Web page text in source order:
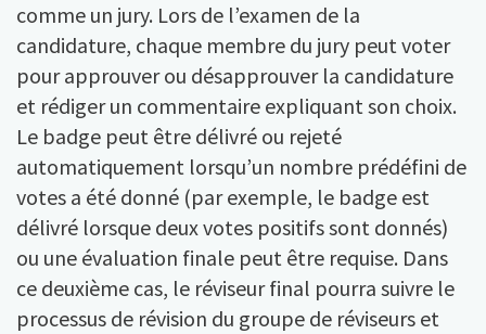
comme un jury. Lors de l’examen de la
candidature, chaque membre du jury peut voter
pour approuver ou désapprouver la candidature
et rédiger un commentaire expliquant son choix.
Le badge peut être délivré ou rejeté
automatiquement lorsqu’un nombre prédéfini de
votes a été donné (par exemple, le badge est
délivré lorsque deux votes positifs sont donnés)
ou une évaluation finale peut être requise. Dans
ce deuxième cas, le réviseur final pourra suivre le
processus de révision du groupe de réviseurs et